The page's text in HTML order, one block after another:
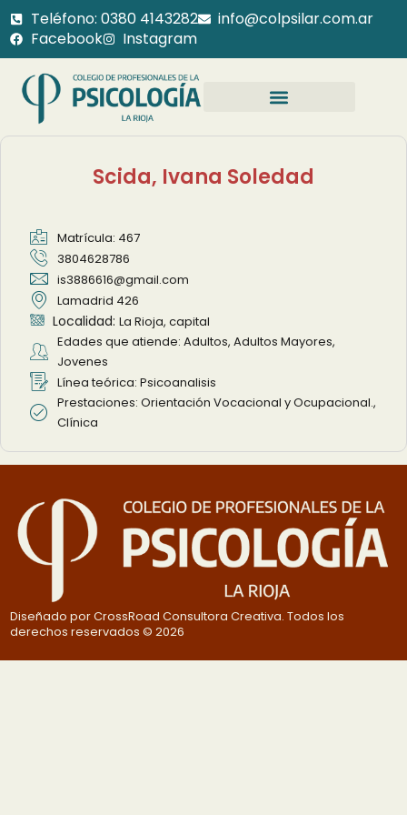
Teléfono: 0380 4143282
info@colpsilar.com.ar
Facebook
Instagram
Scida, Ivana Soledad
Matrícula: 467
3804628786
is3886616@gmail.com
Lamadrid 426
Localidad:La Rioja, capital
Edades que atiende: Adultos, Adultos Mayores,
Jovenes
Línea teórica: Psicoanalisis
Prestaciones: Orientación Vocacional y Ocupacional.,
Clínica
Diseñado por CrossRoad Consultora Creativa. Todos los
derechos reservados © 2026